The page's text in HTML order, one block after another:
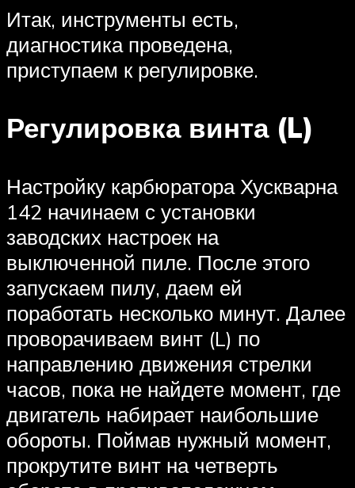
Итак, инструменты есть,
диагностика проведена,
приступаем к регулировке.
Регулировка винта (L)
Настройку карбюратора Хускварна
142 начинаем с установки
заводских настроек на
выключенной пиле. После этого
запускаем пилу, даем ей
поработать несколько минут. Далее
проворачиваем винт (L) по
направлению движения стрелки
часов, пока не найдете момент, где
двигатель набирает наибольшие
обороты. Поймав нужный момент,
прокрутите винт на четверть